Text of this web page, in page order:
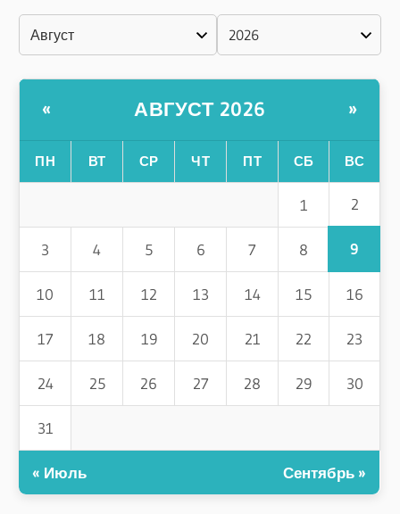
« АВГУСТ 2026 »
ПН ВТ СР ЧТ ПТ СБ ВС
1 2
3 4 5 6 7 8 9
10 11 12 13 14 15 16
17 18 19 20 21 22 23
24 25 26 27 28 29 30
31
« Июль Сентябрь »